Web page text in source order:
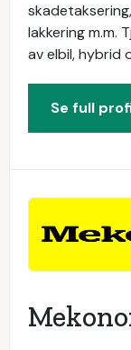
lakkering m.m.
av elbil, hybrid
Se full